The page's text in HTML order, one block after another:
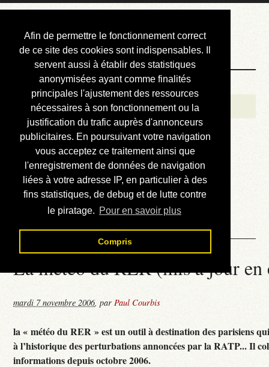
Afin de permettre le fonctionnement correct
de ce site des cookies sont indispensables. Il
servent aussi à établir des statistiques
anonymisées ayant comme finalités
principales l'ajustement des ressources
nécessaires à son fonctionnement ou la
justification du trafic auprès d'annonceurs
publicitaires. En poursuivant votre navigation
vous acceptez ce traitement ainsi que
l'enregistrement de données de navigation
liées à votre adresse IP, en particulier à des
fins statistiques, de debug et de lutte contre
le piratage. Pour en savoir plus
Compris
Courbis, « LE »
Blog Officiel
Bienvenue
Réalisations
Divers (et d’été)
Annonces
Liens externes
Téléchargement
Contact
La météo du RER (mis à jour
mardi 7 novembre 2006,parPaul Courbis
la « météo du RER » est un outil à destination des parisiens
à l’historique des perturbations annoncées par la RATP... Il
informations depuis octobre 2006.